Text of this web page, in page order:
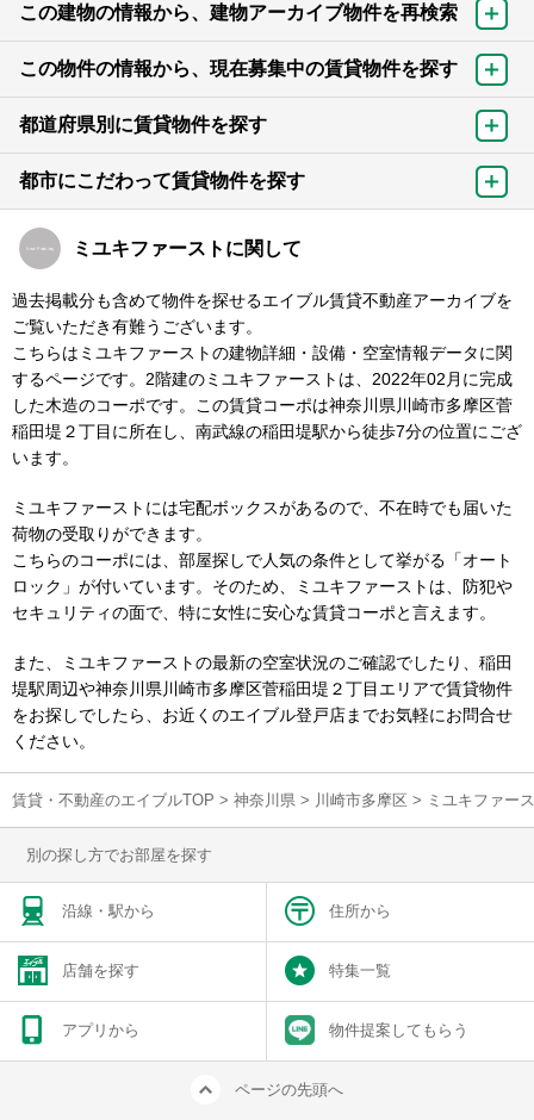
この建物の情報から、建物アーカイブ物件を再検索
この物件の情報から、現在募集中の賃貸物件を探す
都道府県別に賃貸物件を探す
都市にこだわって賃貸物件を探す
ミユキファーストに関して
過去掲載分も含めて物件を探せるエイブル賃貸不動産アーカイブを
ご覧いただき有難うございます。
こちらはミユキファーストの建物詳細・設備・空室情報データに関
するページです。2階建のミユキファーストは、2022年02月に完成
した木造のコーポです。この賃貸コーポは神奈川県川崎市多摩区菅
稲田堤２丁目に所在し、南武線の稲田堤駅から徒歩7分の位置にござ
います。
ミユキファーストには宅配ボックスがあるので、不在時でも届いた
荷物の受取りができます。
こちらのコーポには、部屋探しで人気の条件として挙がる「オート
ロック」が付いています。そのため、ミユキファーストは、防犯や
セキュリティの面で、特に女性に安心な賃貸コーポと言えます。
また、ミユキファーストの最新の空室状況のご確認でしたり、稲田
堤駅周辺や神奈川県川崎市多摩区菅稲田堤２丁目エリアで賃貸物件
をお探しでしたら、お近くのエイブル登戸店までお気軽にお問合せ
ください。
賃貸・不動産のエイブルTOP > 神奈川県 > 川崎市多摩区 > ミユキファー
別の探し方でお部屋を探す
沿線・駅から 住所から
店舗を探す 特集一覧
アプリから 物件提案してもらう
ページの先頭へ